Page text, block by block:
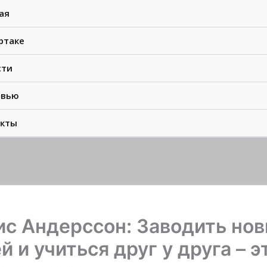
Андерссон: Заводить
и учиться друг у друга –